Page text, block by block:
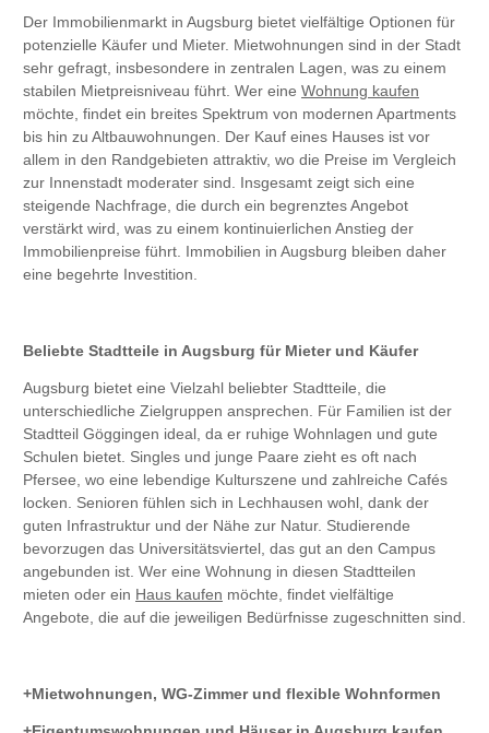
Der Immobilienmarkt in Augsburg bietet vielfältige Optionen für
potenzielle Käufer und Mieter. Mietwohnungen sind in der Stadt
sehr gefragt, insbesondere in zentralen Lagen, was zu einem
stabilen Mietpreisniveau führt. Wer eine Wohnung kaufen
möchte, findet ein breites Spektrum von modernen Apartments
bis hin zu Altbauwohnungen. Der Kauf eines Hauses ist vor
allem in den Randgebieten attraktiv, wo die Preise im Vergleich
zur Innenstadt moderater sind. Insgesamt zeigt sich eine
steigende Nachfrage, die durch ein begrenztes Angebot
verstärkt wird, was zu einem kontinuierlichen Anstieg der
Immobilienpreise führt. Immobilien in Augsburg bleiben daher
eine begehrte Investition.
Beliebte Stadtteile in Augsburg für Mieter und Käufer
Augsburg bietet eine Vielzahl beliebter Stadtteile, die
unterschiedliche Zielgruppen ansprechen. Für Familien ist der
Stadtteil Göggingen ideal, da er ruhige Wohnlagen und gute
Schulen bietet. Singles und junge Paare zieht es oft nach
Pfersee, wo eine lebendige Kulturszene und zahlreiche Cafés
locken. Senioren fühlen sich in Lechhausen wohl, dank der
guten Infrastruktur und der Nähe zur Natur. Studierende
bevorzugen das Universitätsviertel, das gut an den Campus
angebunden ist. Wer eine Wohnung in diesen Stadtteilen
mieten oder ein Haus kaufen möchte, findet vielfältige
Angebote, die auf die jeweiligen Bedürfnisse zugeschnitten sind.
Mietwohnungen, WG-Zimmer und flexible Wohnformen